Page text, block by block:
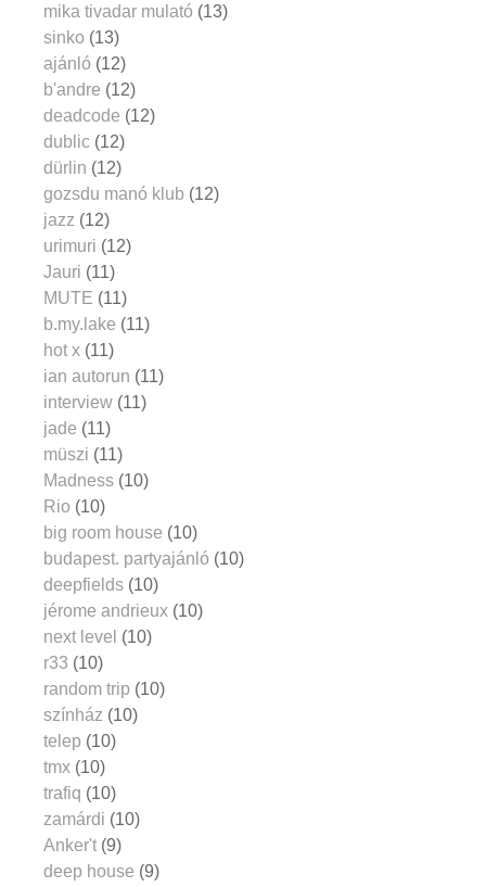
mika tivadar mulató (13)
sinko (13)
ajánló (12)
b'andre (12)
deadcode (12)
dublic (12)
dürlin (12)
gozsdu manó klub (12)
jazz (12)
urimuri (12)
Jauri (11)
MUTE (11)
b.my.lake (11)
hot x (11)
ian autorun (11)
interview (11)
jade (11)
müszi (11)
Madness (10)
Rio (10)
big room house (10)
budapest. partyajánló (10)
deepfields (10)
jérome andrieux (10)
next level (10)
r33 (10)
random trip (10)
színház (10)
telep (10)
tmx (10)
trafiq (10)
zamárdi (10)
Anker't (9)
deep house (9)